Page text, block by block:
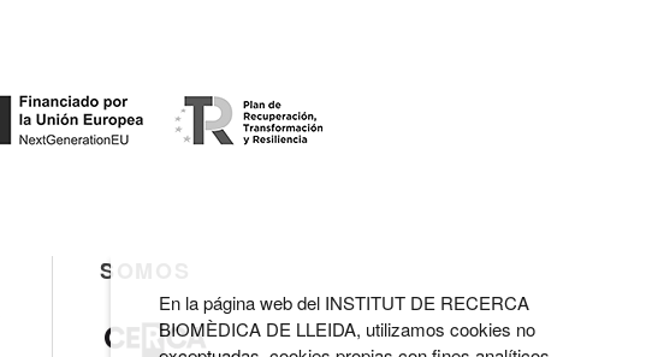
SOMOS
En la página web del INSTITUT DE RECERCA
BIOMÈDICA DE LLEIDA, utilizamos cookies no